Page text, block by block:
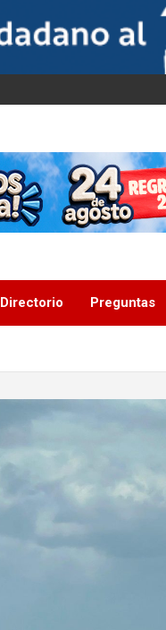
Directorio Preguntas